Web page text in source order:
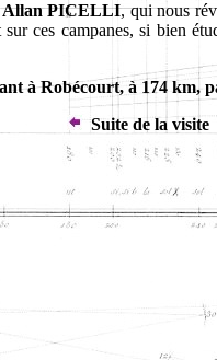
Allan PICELLI, qui nous
ces campanes, si bien
à Robécourt, à 174 km,
Suite de la visite